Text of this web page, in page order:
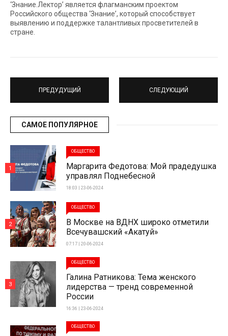
‘Знание.Лектор’ является флагманским проектом
Российского общества ‘Знание’, который способствует
выявлению и поддержке талантливых просветителей в
стране.
ПРЕДУДУЩИЙ СЛЕДУЮЩИЙ
САМОЕ ПОПУЛЯРНОЕ
ОБЩЕСТВО
Маргарита Федотова: Мой прадедушка
управлял Поднебесной
18:03 | 23-06-2024
1
ОБЩЕСТВО
В Москве на ВДНХ широко отметили
Всечувашский «Акатуй»
07:17 | 20-06-2024
2
ОБЩЕСТВО
Галина Ратникова: Тема женского
лидерства — тренд современной
России
16:36 | 23-06-2024
3
ОБЩЕСТВО